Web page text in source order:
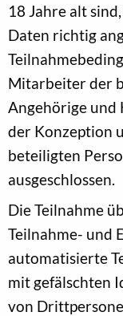
18 Jahre alt
Daten richtig
Mitarbeiter der
Angehörige und
der Konzeption
beteiligten
ausgeschlossen.
Die Teilnahme
Teilnahme- und
automatisierte
mit gefälschten
von